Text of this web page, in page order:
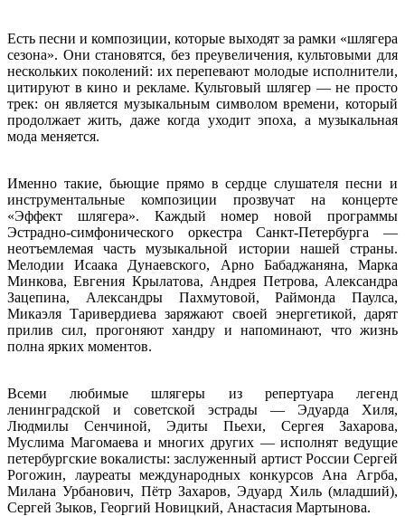
Есть песни и композиции, которые выходят за рамки «шлягера
сезона». Они становятся, без преувеличения, культовыми для
нескольких поколений: их перепевают молодые исполнители,
цитируют в кино и рекламе. Культовый шлягер — не просто
трек: он является музыкальным символом времени, который
продолжает жить, даже когда уходит эпоха, а музыкальная
мода меняется.
Именно такие, бьющие прямо в сердце слушателя песни и
инструментальные композиции прозвучат на концерте
«Эффект шлягера». Каждый номер новой программы
Эстрадно‑симфонического оркестра Санкт‑Петербурга —
неотъемлемая часть музыкальной истории нашей страны.
Мелодии Исаака Дунаевского, Арно Бабаджаняна, Марка
Минкова, Евгения Крылатова, Андрея Петрова, Александра
Зацепина, Александры Пахмутовой, Раймонда Паулса,
Микаэля Таривердиева заряжают своей энергетикой, дарят
прилив сил, прогоняют хандру и напоминают, что жизнь
полна ярких моментов.
Всеми любимые шлягеры из репертуара легенд
ленинградской и советской эстрады — Эдуарда Хиля,
Людмилы Сенчиной, Эдиты Пьехи, Сергея Захарова,
Муслима Магомаева и многих других — исполнят ведущие
петербургские вокалисты: заслуженный артист России Сергей
Рогожин, лауреаты международных конкурсов Ана Агрба,
Милана Урбанович, Пётр Захаров, Эдуард Хиль (младший),
Сергей Зыков, Георгий Новицкий, Анастасия Мартынова.